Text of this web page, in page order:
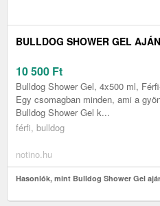
BULLDOG SHOWER GEL
10 500 Ft
Bulldog Shower Gel, 4x500 ml,
Egy csomagban minden, ami a
Bulldog Shower Gel k...
férfi, bulldog
notino.hu
Hasonlók, mint Bulldog Shower Gel